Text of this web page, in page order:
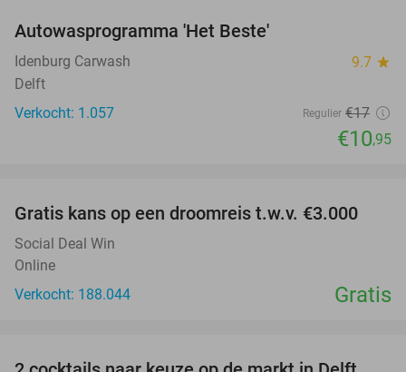
Autowasprogramma 'Het Beste'
Idenburg Carwash 9.7 star
Delft
Verkocht: 1.057
Regulier €17
€10,95
Gratis kans op een droomreis t.w.v. €3.000
Social Deal Win
Online
Verkocht: 188.044
Gratis